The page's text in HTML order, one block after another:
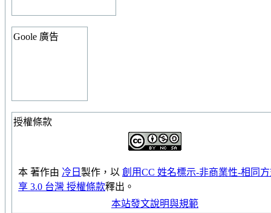
Goole 廣告
授權條款
本 著作由 冷日 製作，以 創用CC 姓名標示-非商業性-相同
享 3.0 台灣 授權條款釋出。
本站發文說明與規範